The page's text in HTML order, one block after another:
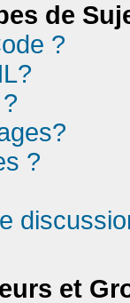
de
?
?
et